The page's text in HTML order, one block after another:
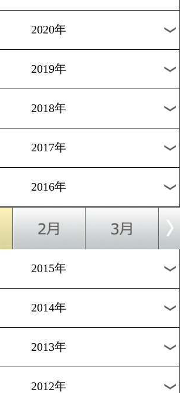
2023年
2021年
2020年
2018年
2017年
2016年